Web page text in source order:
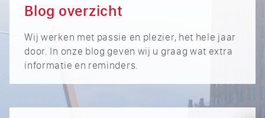
Blog overzicht
Wij werken met passie en plezier, het hele jaar
door. In onze blog geven wij u graag wat extra
informatie en reminders.